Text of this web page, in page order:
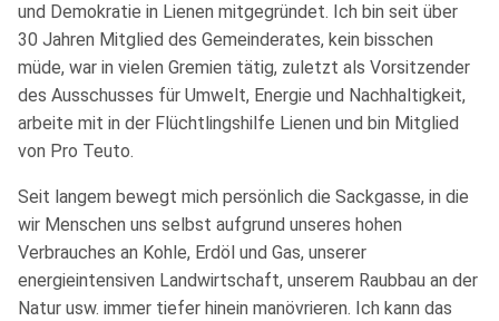
und Demokratie in Lienen mitgegründet. Ich bin seit über
30 Jahren Mitglied des Gemeinderates, kein bisschen
müde, war in vielen Gremien tätig, zuletzt als Vorsitzender
des Ausschusses für Umwelt, Energie und Nachhaltigkeit,
arbeite mit in der Flüchtlingshilfe Lienen und bin Mitglied
von Pro Teuto.
Seit langem bewegt mich persönlich die Sackgasse, in die
wir Menschen uns selbst aufgrund unseres hohen
Verbrauches an Kohle, Erdöl und Gas, unserer
energieintensiven Landwirtschaft, unserem Raubbau an der
Natur usw. immer tiefer hinein manövrieren. Ich kann das